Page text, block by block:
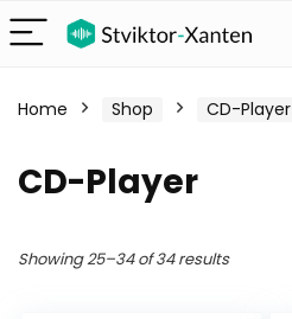
Home Shop CD-Player
CD-Player
Showing 25–34 of 34 results